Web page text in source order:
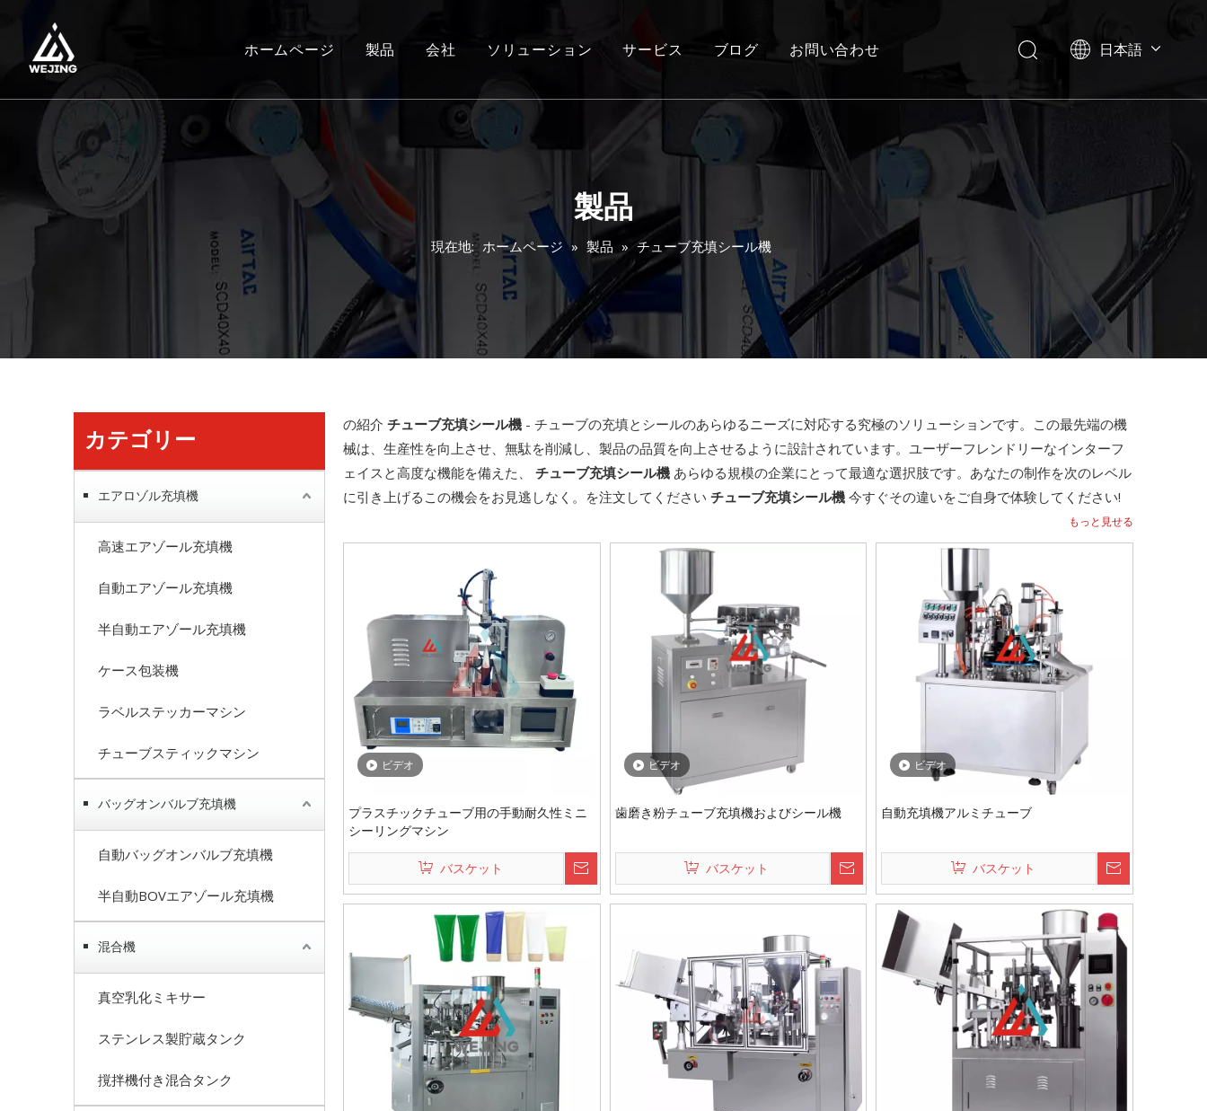
ホームページ 製品 会社 ソリューション サービス ブログ お問い合わせ 日本語
العربية
Português
Italiano
한국어
Українська
製品
現在地: ホームページ » 製品 » チューブ充填シール機
カテゴリー
エアロゾル充填機
高速エアゾール充填機
自動エアゾール充填機
半自動エアゾール充填機
ケース包装機
ラベルステッカーマシン
チューブスティックマシン
バッグオンバルブ充填機
自動バッグオンバルブ充填機
半自動BOVエアゾール充填機
混合機
真空乳化ミキサー
ステンレス製貯蔵タンク
撹拌機付き混合タンク
の紹介 チューブ充填シール機 - チューブの充填とシールのあらゆるニーズに対応する究極のソリューションです。この最先端の機
械は、生産性を向上させ、無駄を削減し、製品の品質を向上させるように設計されています。ユーザーフレンドリーなインターフ
ェイスと高度な機能を備えた、 チューブ充填シール機 あらゆる規模の企業にとって最適な選択肢です。あなたの制作を次のレベル
に引き上げるこの機会をお見逃しなく。を注文してください チューブ充填シール機 今すぐその違いをご自身で体験してください!
もっと見せる
ビデオ
プラスチックチューブ用の手動耐久性ミニ
シーリングマシン
バスケット
ビデオ
歯磨き粉チューブ充填機およびシール機
バスケット
ビデオ
自動充填機アルミチューブ
バスケット